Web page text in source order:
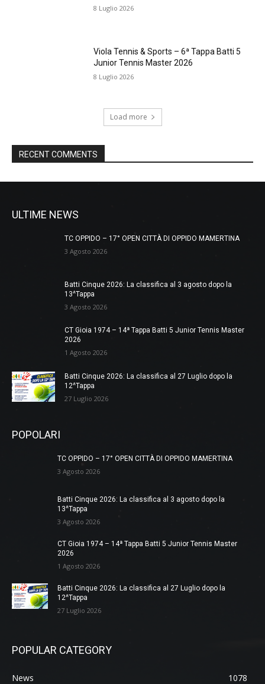
8 Luglio 2026
Viola Tennis & Sports – 6ª Tappa Batti 5
Junior Tennis Master 2026
8 Luglio 2026
Load more
RECENT COMMENTS
ULTIME NEWS
TC OPPIDO – 17° OPEN CITTÀ DI OPPIDO MAMERTINA
3 Agosto 2026
Batti Cinque 2026: La classifica al 3 agosto dopo la
13^Tappa
3 Agosto 2026
CT Gioia 1974 – 14ª Tappa Batti 5 Junior Tennis Master
2026
1 Agosto 2026
Batti Cinque 2026: La classifica al 27 Luglio dopo la
12^Tappa
27 Luglio 2026
POPOLARI
TC OPPIDO – 17° OPEN CITTÀ DI OPPIDO MAMERTINA
3 Agosto 2026
Batti Cinque 2026: La classifica al 3 agosto dopo la
13^Tappa
3 Agosto 2026
CT Gioia 1974 – 14ª Tappa Batti 5 Junior Tennis Master
2026
1 Agosto 2026
Batti Cinque 2026: La classifica al 27 Luglio dopo la
12^Tappa
27 Luglio 2026
POPULAR CATEGORY
News
1078